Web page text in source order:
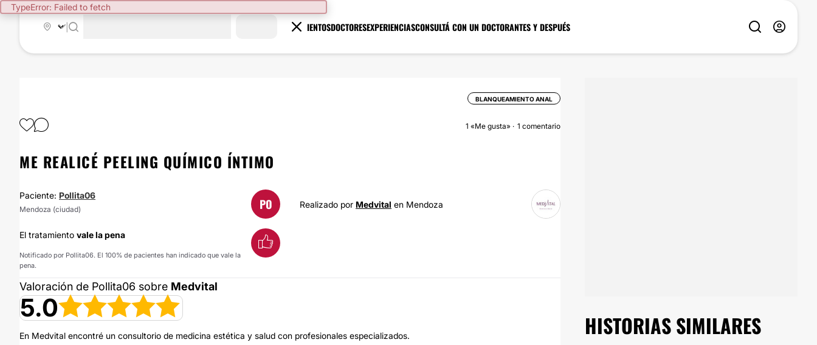
TypeError: Failed to fetch
TRATAMIENTOSDOCTORESEXPERIENCIASCONSULTÁ CON UN DOCTORANTES Y DESPUÉS
BLANQUEAMIENTO ANAL
1 «Me gusta» 1 comentario
ME REALICÉ PEELING QUÍMICO ÍNTIMO
Paciente: Pollita06
Mendoza (ciudad) PO Realizado por Medvital en Mendoza
El tratamiento vale la pena
Notificado por Pollita06. El 100% de pacientes han indicado que vale la
pena.
Valoración de Pollita06 sobre Medvital
5.0
En Medvital encontré un consultorio de medicina estética y salud con profesionales especializados. HISTORIAS SIMILARES